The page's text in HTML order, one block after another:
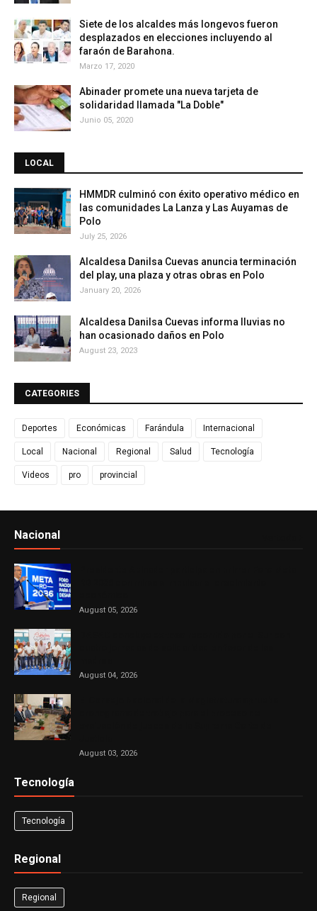
Siete de los alcaldes más longevos fueron
desplazados en elecciones incluyendo al
faraón de Barahona.
Marzo 17, 2020
Abinader promete una nueva tarjeta de
solidaridad llamada "La Doble"
Junio 05, 2020
LOCAL
HMMDR culminó con éxito operativo médico en
las comunidades La Lanza y Las Auyamas de
Polo
July 25, 2026
Alcaldesa Danilsa Cuevas anuncia terminación
del play, una plaza y otras obras en Polo
January 20, 2026
Alcaldesa Danilsa Cuevas informa lluvias no
han ocasionado daños en Polo
August 23, 2023
CATEGORIES
Deportes Económicas Farándula Internacional
Local Nacional Regional Salud Tecnología
Videos pro provincial
Nacional
August 05, 2026
August 04, 2026
August 03, 2026
Tecnología
Tecnología
Regional
Regional